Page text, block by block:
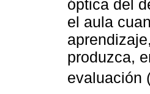
óptica del
el aula
produzca,
evaluación